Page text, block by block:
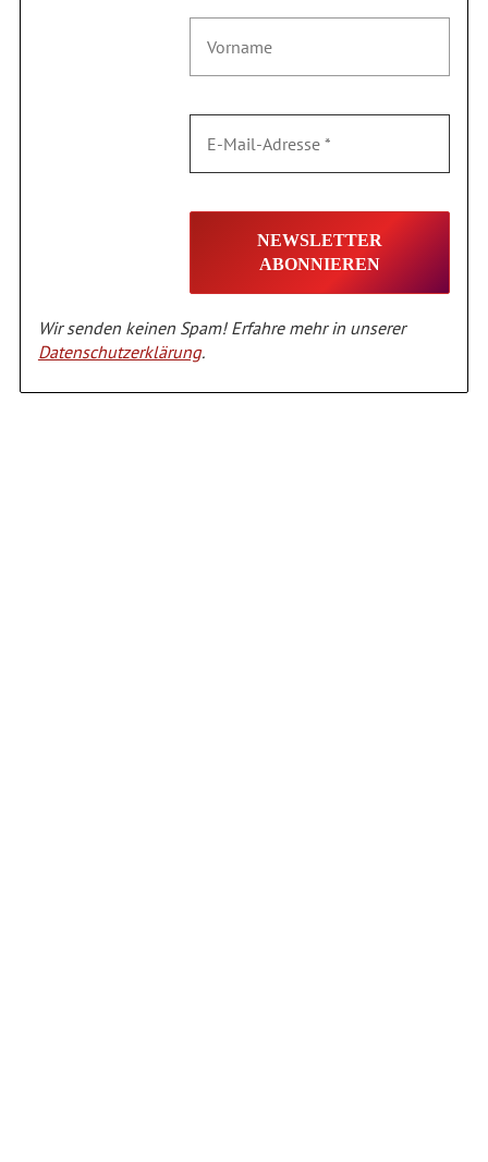
Wir senden keinen Spam! Erfahre mehr in unserer
Datenschutzerklärung.
Alternative: